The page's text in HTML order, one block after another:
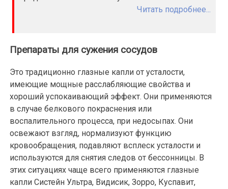
Читать подробнее...
Препараты для сужения сосудов
Это традиционно глазные капли от усталости,
имеющие мощные расслабляющие свойства и
хороший успокаивающий эффект. Они применяются
в случае белкового покраснения или
воспалительного процесса, при недосыпах. Они
освежают взгляд, нормализуют функцию
кровообращения, подавляют всплеск усталости и
используются для снятия следов от бессонницы. В
этих ситуациях чаще всего применяются глазные
капли Систейн Ультра, Видисик, Зорро, Куспавит,